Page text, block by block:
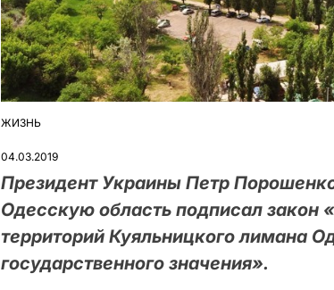
ОПУБЛІКУВАТИ
ЖИЗНЬ
04.03.2019
Президент Украины Петр
Одесскую область подписал закон
территорий Куяльницкого лимана
государственного значения».